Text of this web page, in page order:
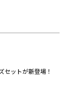
セットが新登場！